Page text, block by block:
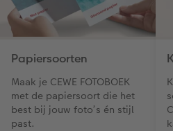
Papiersoorten
Maak je CEWE FOTOBOEK
met de papiersoort die het
best bij jouw foto’s én stijl
past.